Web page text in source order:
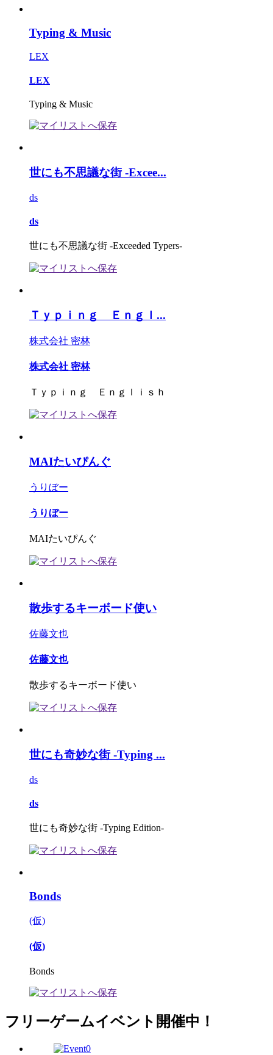
Typing & Music
LEX
LEX
Typing & Music
世にも不思議な街 -Excee...
ds
ds
世にも不思議な街 -Exceeded Typers-
Ｔｙｐｉｎｇ Ｅｎｇｌ...
株式会社 密林
株式会社 密林
Ｔｙｐｉｎｇ Ｅｎｇｌｉｓｈ
MAIたいぴんぐ
うりぼー
うりぼー
MAIたいぴんぐ
散歩するキーボード使い
佐藤文也
佐藤文也
散歩するキーボード使い
世にも奇妙な街 -Typing ...
ds
ds
世にも奇妙な街 -Typing Edition-
Bonds
(仮)
(仮)
Bonds
フリーゲームイベント開催中！